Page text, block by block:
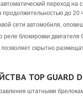
переход
до 20
сети автомобиля,
реле блокировки двигателя
скрытно
TOP GUARD
штатными